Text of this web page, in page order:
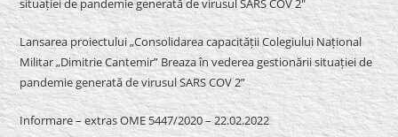
situației de pandemie generată de virusul SARS COV 2″
Lansarea proiectului „Consolidarea capacității Colegiului Național
Militar „Dimitrie Cantemir” Breaza în vederea gestionării situației de
pandemie generată de virusul SARS COV 2”
Informare – extras OME 5447/2020 – 22.02.2022